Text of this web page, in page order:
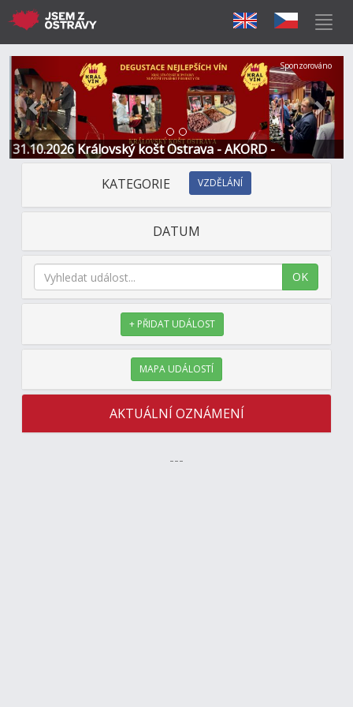
31.10.2026 Královský košt Ostrava - AKORD -
Restaurace a Hotel
Předchozí Další
Sponzorováno
KATEGORIE VZDĚLÁNÍ
DATUM
OK
+ PŘIDAT UDÁLOST
MAPA UDÁLOSTÍ
AKTUÁLNÍ OZNÁMENÍ
---